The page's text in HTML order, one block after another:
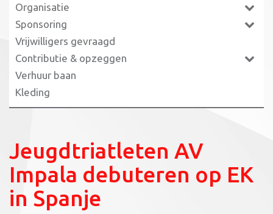
Organisatie
Sponsoring
Vrijwilligers gevraagd
Contributie & opzeggen
Verhuur baan
Kleding
Jeugdtriatleten AV
Impala debuteren op EK
in Spanje